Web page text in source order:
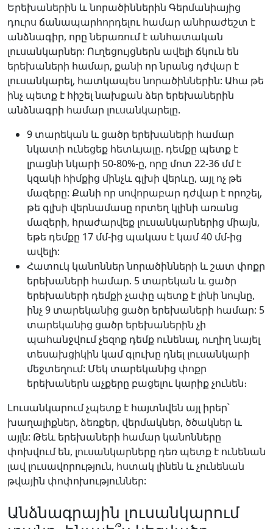
Երեխաներին և նորածիններին Գերմանիայից
դուրս ճանապարհորդելու համար անհրաժեշտ է
անձնագիր, որը ներառում է անհատական
լուսանկարներ: Ուղեցույցներն ավելի ճկուն են
երեխաների համար, քանի որ նրանց դժվար է
լուսանկարել, հատկապես նորածիններին: Ահա թե
ինչ պետք է հիշել նախքան ձեր երեխաներին
անձնագրի համար լուսանկարելը.
9 տարեկան և ցածր երեխաների համար
նկատի ունեցեք հետևյալը. դեմքը պետք է
լրացնի նկարի 50-80%-ը, որը մոտ 22-36 մմ է
կզակի հիմքից մինչև գլխի վերևը, այլ ոչ թե
մազերը: Քանի որ սովորաբար դժվար է որոշել,
թե գլխի վերնամասը որտեղ կլինի առանց
մազերի, հրաժարվեք լուսանկարներից միայն,
եթե դեմքը 17 մմ-ից պակաս է կամ 40 մմ-ից
ավելի:
Հատուկ կանոններ նորածինների և շատ փոքր
երեխաների համար. 5 տարեկան և ցածր
երեխաների դեմքի չափը պետք է լինի նույնը,
ինչ 9 տարեկանից ցածր երեխաների համար: 5
տարեկանից ցածր երեխաներին չի
պահանջվում չեզոք դեմք ունենալ, ուղիղ նայել
տեսախցիկին կամ գլուխը դնել լուսանկարի
մեջտեղում: Մեկ տարեկանից փոքր
երեխաներն աչքերը բացելու կարիք չունեն։
Լուսանկարում չպետք է հայտնվեն այլ իրեր՝
խաղալիքներ, ձեռքեր, վերմակներ, ծծակներ և
այլն: Թեև երեխաների համար կանոնները
փոխվում են, լուսանկարները դեռ պետք է ունենան
լավ լուսավորություն, հստակ լինեն և չունենան
թվային փոփոխություններ:
Անձնագրային լուսանկարում